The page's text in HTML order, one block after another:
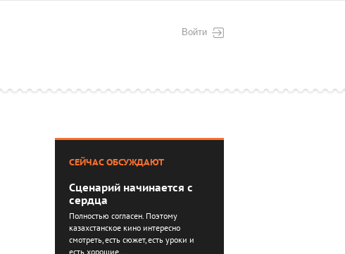
Войти
СЕЙЧАС ОБСУЖДАЮТ
Сценарий начинается с
сердца
Полностью согласен. Поэтому
казахстанское кино интересно
смотреть, есть сюжет, есть уроки и
есть хорошие...